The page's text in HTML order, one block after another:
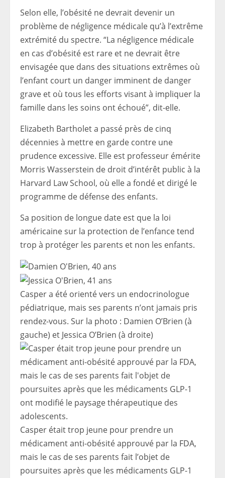
Selon elle, l’obésité ne devrait devenir un
problème de négligence médicale qu’à l’extrême
extrémité du spectre. “La négligence médicale
en cas d’obésité est rare et ne devrait être
envisagée que dans des situations extrêmes où
l’enfant court un danger imminent de danger
grave et où tous les efforts visant à impliquer la
famille dans les soins ont échoué”, dit-elle.
Elizabeth Bartholet a passé près de cinq
décennies à mettre en garde contre une
prudence excessive. Elle est professeur émérite
Morris Wasserstein de droit d’intérêt public à la
Harvard Law School, où elle a fondé et dirigé le
programme de défense des enfants.
Sa position de longue date est que la loi
américaine sur la protection de l’enfance tend
trop à protéger les parents et non les enfants.
Casper a été orienté vers un endocrinologue
pédiatrique, mais ses parents n’ont jamais pris
rendez-vous. Sur la photo : Damien O’Brien (à
gauche) et Jessica O’Brien (à droite)
Casper était trop jeune pour prendre un
médicament anti-obésité approuvé par la FDA,
mais le cas de ses parents fait l’objet de
poursuites après que les médicaments GLP-1